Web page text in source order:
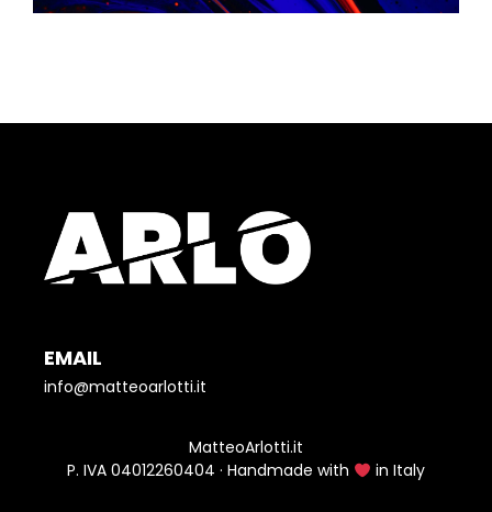
EMAIL
info@matteoarlotti.it
MatteoArlotti.it
P. IVA 04012260404 · Handmade with
in Italy